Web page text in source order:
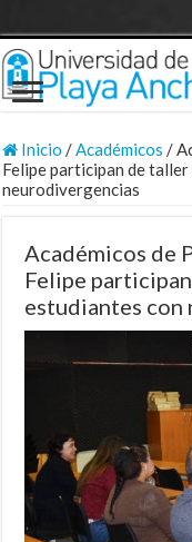
Inicio /Académicos /
Felipe participan de
neurodivergencias
Académicos de
Felipe
estudiantes con